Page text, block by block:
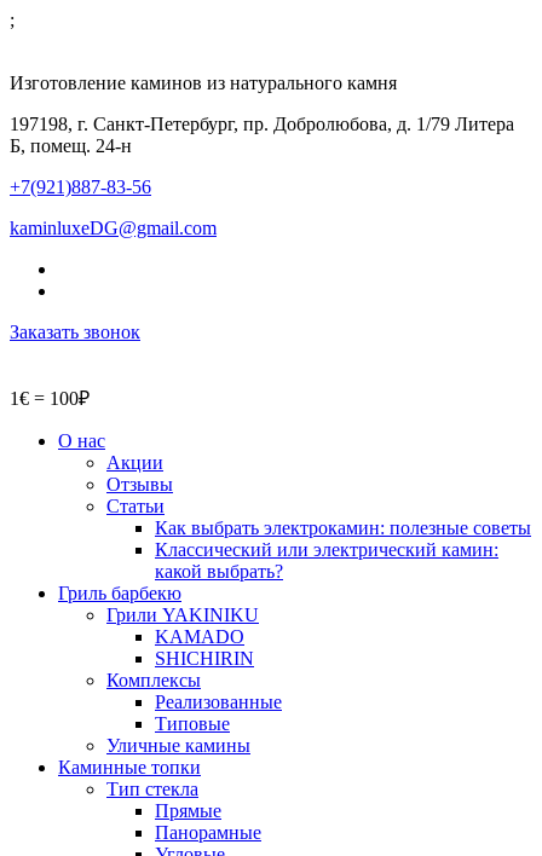
;
Изготовление каминов из натурального камня
197198, г. Санкт-Петербург, пр. Добролюбова, д. 1/79 Литера
Б, помещ. 24-н
+7(921)887-83-56
kaminluxeDG@gmail.com
Заказать звонок
1€ = 100₽
О нас
Акции
Отзывы
Статьи
Как выбрать электрокамин: полезные советы
Классический или электрический камин:
какой выбрать?
Гриль барбекю
Грили YAKINIKU
KAMADO
SHICHIRIN
Комплексы
Реализованные
Типовые
Уличные камины
Каминные топки
Тип стекла
Прямые
Панорамные